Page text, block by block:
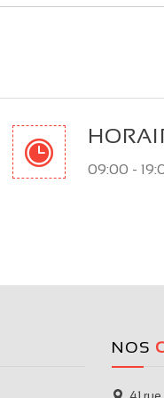
09:00 -
NOS